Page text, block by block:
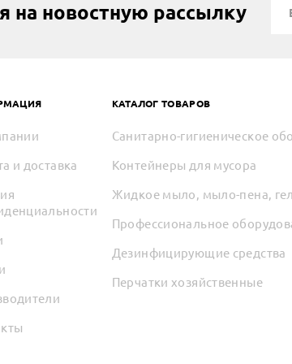
на новостную рассылку
и доставка
КАТАЛОГ ТОВАРОВ
Санитарно-гигиеническое
Контейнеры для мусора
Жидкое мыло, мыло-пена,
Профессиональное
Дезинфицирующие средства
Перчатки хозяйственные